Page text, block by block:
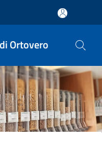
Ortovero